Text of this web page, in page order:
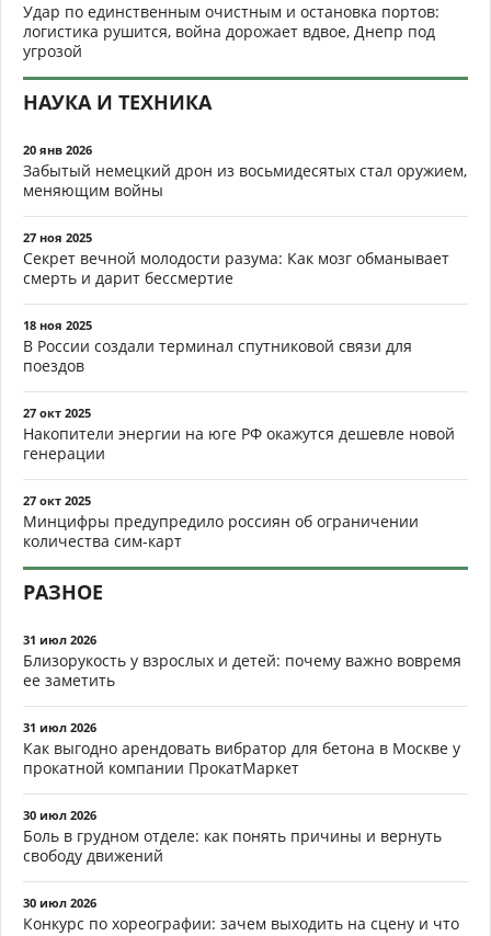
Удар по единственным очистным и остановка портов:
логистика рушится, война дорожает вдвое, Днепр под
угрозой
НАУКА И ТЕХНИКА
20 янв 2026
Забытый немецкий дрон из восьмидесятых стал оружием,
меняющим войны
27 ноя 2025
Секрет вечной молодости разума: Как мозг обманывает
смерть и дарит бессмертие
18 ноя 2025
В России создали терминал спутниковой связи для
поездов
27 окт 2025
Накопители энергии на юге РФ окажутся дешевле новой
генерации
27 окт 2025
Минцифры предупредило россиян об ограничении
количества сим-карт
РАЗНОЕ
31 июл 2026
Близорукость у взрослых и детей: почему важно вовремя
ее заметить
31 июл 2026
Как выгодно арендовать вибратор для бетона в Москве у
прокатной компании ПрокатМаркет
30 июл 2026
Боль в грудном отделе: как понять причины и вернуть
свободу движений
30 июл 2026
Конкурс по хореографии: зачем выходить на сцену и что